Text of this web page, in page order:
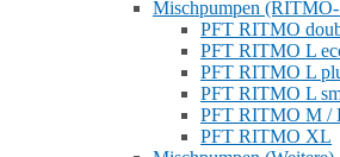
Mischpumpen (RITMO-
PFT RITMO
PFT RITMO L
PFT RITMO L
PFT RITMO L
PFT RITMO M /
PFT RITMO XL